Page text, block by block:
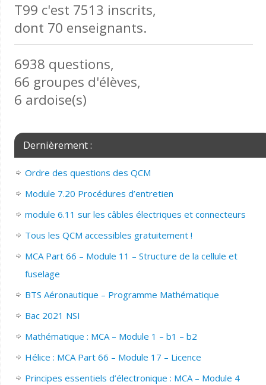
T99 c'est 7513 inscrits,
dont 70 enseignants.
6938 questions,
66 groupes d'élèves,
6 ardoise(s)
Dernièrement :
Ordre des questions des QCM
Module 7.20 Procédures d’entretien
module 6.11 sur les câbles électriques et connecteurs
Tous les QCM accessibles gratuitement !
MCA Part 66 – Module 11 – Structure de la cellule et
fuselage
BTS Aéronautique – Programme Mathématique
Bac 2021 NSI
Mathématique : MCA – Module 1 – b1 – b2
Hélice : MCA Part 66 – Module 17 – Licence
Principes essentiels d’électronique : MCA – Module 4